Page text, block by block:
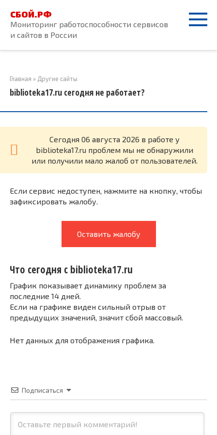
контенту
СБОЙ.РФ
Мониторинг работоспособности сервисов
и сайтов в России
Главная » Другие сайты
biblioteka17.ru сегодня не работает?
Cегодня 06 августа 2026 в работе у
biblioteka17.ru проблем мы не обнаружили
или получили мало жалоб от пользователей.
Если сервис недоступен, нажмите на кнопку, чтобы
зафиксировать жалобу.
Оставить жалобу
Что сегодня с biblioteka17.ru
График показывает динамику проблем за
последние 14 дней.
Если на графике виден сильный отрыв от
предыдущих значений, значит сбой массовый.
Нет данных для отображения графика.
Подписаться